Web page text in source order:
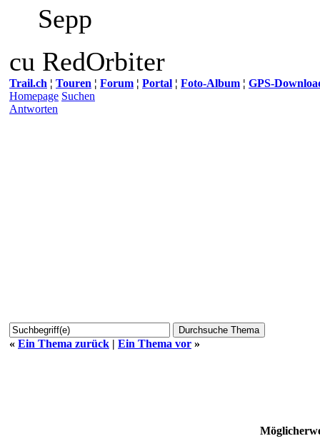
Sepp
cu RedOrbiter
Trail.ch ¦ Touren ¦ Forum ¦ Portal ¦ Foto-Album ¦ GPS-
Homepage Suchen
Antworten
« Ein Thema zurück | Ein Thema vor »